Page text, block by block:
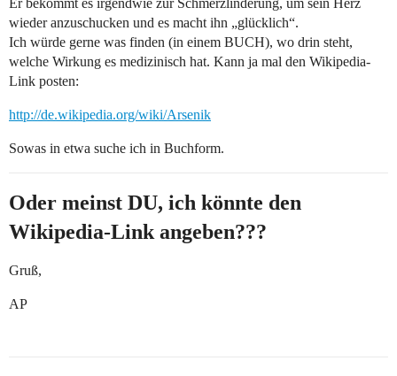
Er bekommt es irgendwie zur Schmerzlinderung, um sein Herz
wieder anzuschucken und es macht ihn „glücklich“.
Ich würde gerne was finden (in einem BUCH), wo drin steht,
welche Wirkung es medizinisch hat. Kann ja mal den Wikipedia-
Link posten:
http://de.wikipedia.org/wiki/Arsenik
Sowas in etwa suche ich in Buchform.
Oder meinst DU, ich könnte den
Wikipedia-Link angeben???
Gruß,
AP